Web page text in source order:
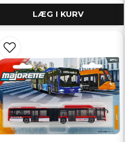
LÆG I KURV